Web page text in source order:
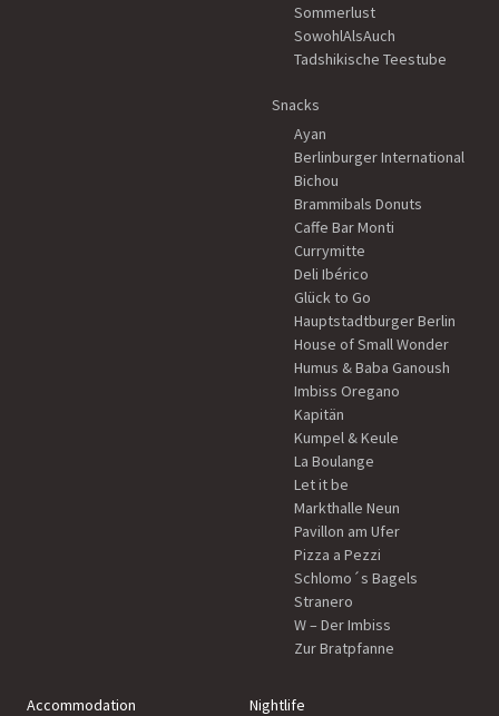
Sommerlust
SowohlAlsAuch
Tadshikische Teestube
Snacks
Ayan
Berlinburger International
Bichou
Brammibals Donuts
Caffe Bar Monti
Currymitte
Deli Ibérico
Glück to Go
Hauptstadtburger Berlin
House of Small Wonder
Humus & Baba Ganoush
Imbiss Oregano
Kapitän
Kumpel & Keule
La Boulange
Let it be
Markthalle Neun
Pavillon am Ufer
Pizza a Pezzi
Schlomo´s Bagels
Stranero
W – Der Imbiss
Zur Bratpfanne
Accommodation
Nightlife